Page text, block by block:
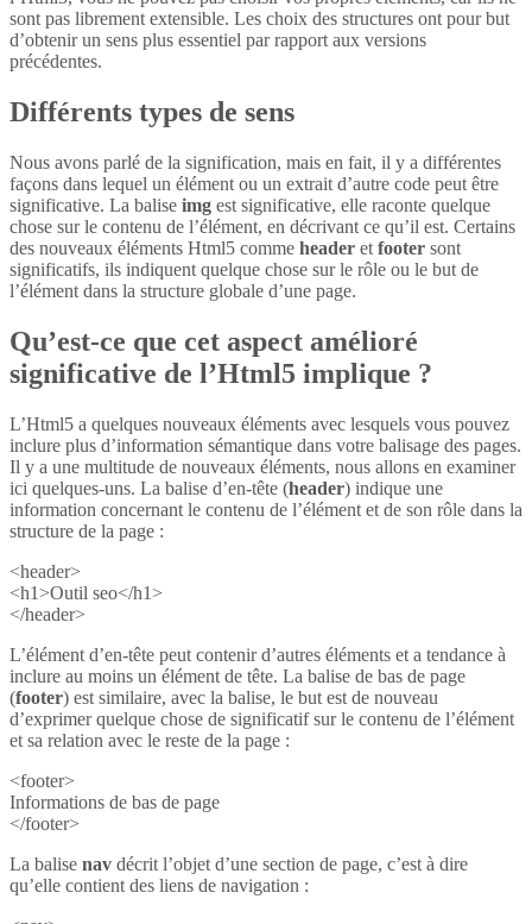
sont pas librement extensible. Les choix des structures ont pour but
d’obtenir un sens plus essentiel par rapport aux versions
précédentes.
Différents types de sens
Nous avons parlé de la signification, mais en fait, il y a différentes
façons dans lequel un élément ou un extrait d’autre code peut être
significative. La balise img est significative, elle raconte quelque
chose sur le contenu de l’élément, en décrivant ce qu’il est. Certains
des nouveaux éléments Html5 comme header et footer sont
significatifs, ils indiquent quelque chose sur le rôle ou le but de
l’élément dans la structure globale d’une page.
Qu’est-ce que cet aspect amélioré
significative de l’Html5 implique ?
L’Html5 a quelques nouveaux éléments avec lesquels vous pouvez
inclure plus d’information sémantique dans votre balisage des pages.
Il y a une multitude de nouveaux éléments, nous allons en examiner
ici quelques-uns. La balise d’en-tête (header) indique une
information concernant le contenu de l’élément et de son rôle dans la
structure de la page :
<header>
<h1>Outil seo</h1>
</header>
L’élément d’en-tête peut contenir d’autres éléments et a tendance à
inclure au moins un élément de tête. La balise de bas de page
(footer) est similaire, avec la balise, le but est de nouveau
d’exprimer quelque chose de significatif sur le contenu de l’élément
et sa relation avec le reste de la page :
<footer>
Informations de bas de page
</footer>
La balise nav décrit l’objet d’une section de page, c’est à dire
qu’elle contient des liens de navigation :